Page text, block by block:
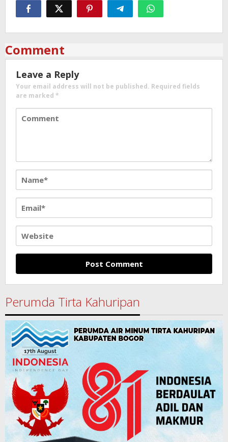
Comment
Leave a Reply
Your email address will not be published. Required fields
are marked *
Perumda Tirta Kahuripan